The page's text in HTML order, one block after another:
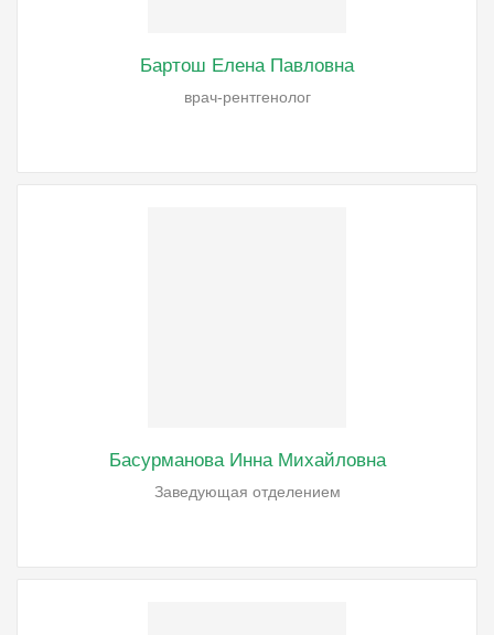
Бартош Елена Павловна
врач-рентгенолог
Басурманова Инна Михайловна
Заведующая отделением